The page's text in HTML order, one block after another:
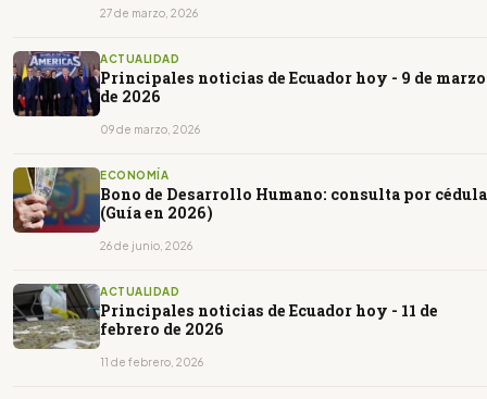
27 de marzo, 2026
ACTUALIDAD
Principales noticias de Ecuador hoy - 9 de marzo
de 2026
09 de marzo, 2026
ECONOMÍA
Bono de Desarrollo Humano: consulta por cédula
(Guía en 2026)
26 de junio, 2026
ACTUALIDAD
Principales noticias de Ecuador hoy - 11 de
febrero de 2026
11 de febrero, 2026